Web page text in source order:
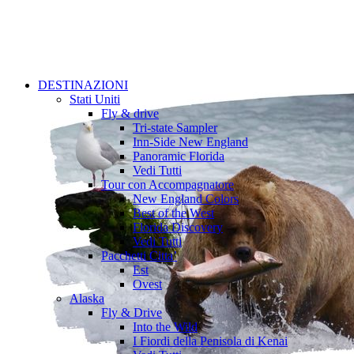
DESTINAZIONI
Stati Uniti
Fly & drive
Tri-state Sampler
Inn-Side New England
Panoramic Florida
Vedi Tutti
Tour con Accompagnatore
New England Colors
Best of the West
Florida Discovery
Vedi Tutti
Pacchetti Citta’
Est
Ovest
Alaska
Fly & Drive
Into the Wild
I Fiordi della Penisola di Kenai